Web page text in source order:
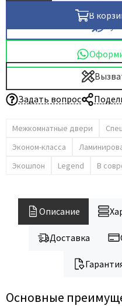
В
Задать вопрос
Межкомнатные двери
Эконом-класса
Экошпон
Legend В
Описание
Доставка
Основные